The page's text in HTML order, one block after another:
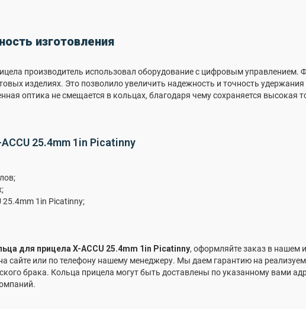
изготовления
производитель использовал оборудование с цифровым
изделиях. Это позволило увеличить надежность и точность
оптика не смещается в кольцах, благодаря чему сохраняется высокая
25.4mm 1in Picatinny
25.4mm 1in Picatinny;
для прицела X-ACCU 25.4mm 1in Picatinny, оформляйте заказ в нашем
сайте или по телефону нашему менеджеру. Мы даем гарантию на
брака. Кольца прицела могут быть доставлены по указанному вами